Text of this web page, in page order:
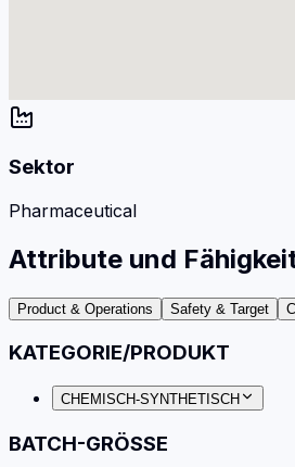
Sektor
Pharmaceutical
Attribute und
Product & Operations Safety & Target
KATEGORIE/PRODUKT
CHEMISCH-SYNTHETISCH
BATCH-GRÖSSE